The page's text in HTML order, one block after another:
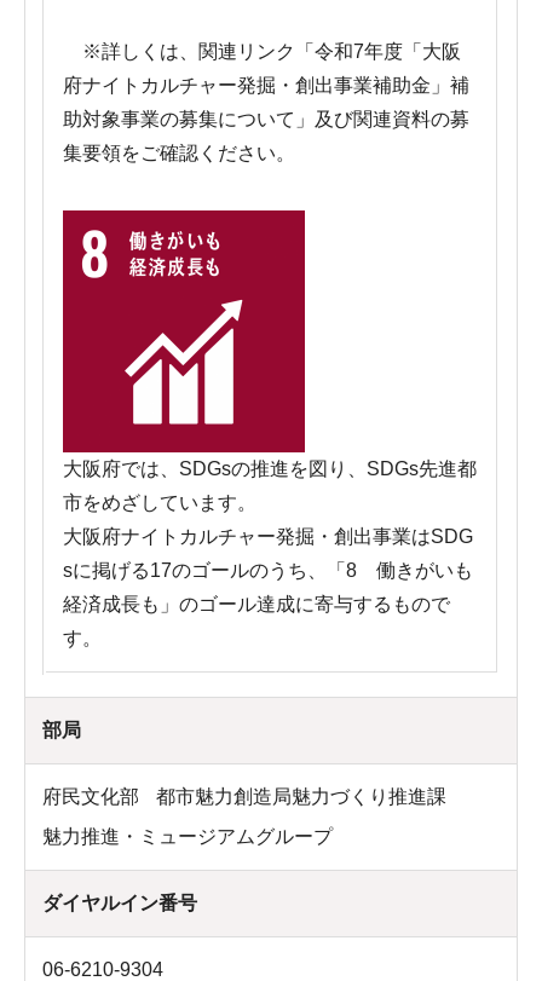
※詳しくは、関連リンク「令和7年度「大阪
府ナイトカルチャー発掘・創出事業補助金」補
助対象事業の募集について」及び関連資料の募
集要領をご確認ください。
大阪府では、SDGsの推進を図り、SDGs先進都
市をめざしています。
大阪府ナイトカルチャー発掘・創出事業はSDG
sに掲げる17のゴールのうち、「8 働きがいも
経済成長も」のゴール達成に寄与するもので
す。
部局
府民文化部
都市魅力創造局魅力づくり推進課
魅力推進・ミュージアムグループ
ダイヤルイン番号
06-6210-9304